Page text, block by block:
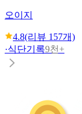
오이지
4.8(리뷰 157개)
·식단기록9천+